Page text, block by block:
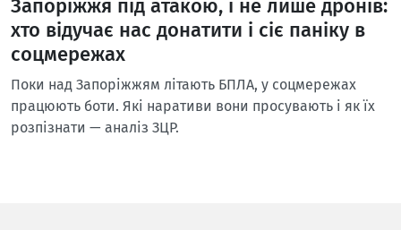
Запоріжжя під атакою, і не лише дронів:
хто відучає нас донатити і сіє паніку в
соцмережах
Поки над Запоріжжям літають БПЛА, у соцмережах
працюють боти. Які наративи вони просувають і як їх
розпізнати — аналіз ЗЦР.